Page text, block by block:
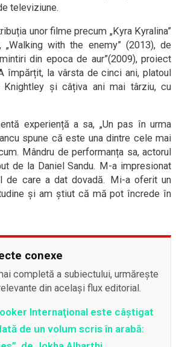
televiziune.
unor filme precum „Kyra Kyralina”
„Walking with the enemy” (2013), de
din epoca de aur”(2009), proiect
împărțit, la vârsta de cinci ani, platoul
și câțiva ani mai târziu, cu
experiență a sa, „Un pas în urma
spune că este una dintre cele mai
Mândru de performanța sa, actorul
de la Daniel Sandu. M-a impresionat
de care a dat dovadă. Mi-a oferit un
și am știut că mă pot încrede în
conexe
completă a subiectului, urmărește
din același flux editorial.
Internaţional este câştigat
de un volum scris în arabă: